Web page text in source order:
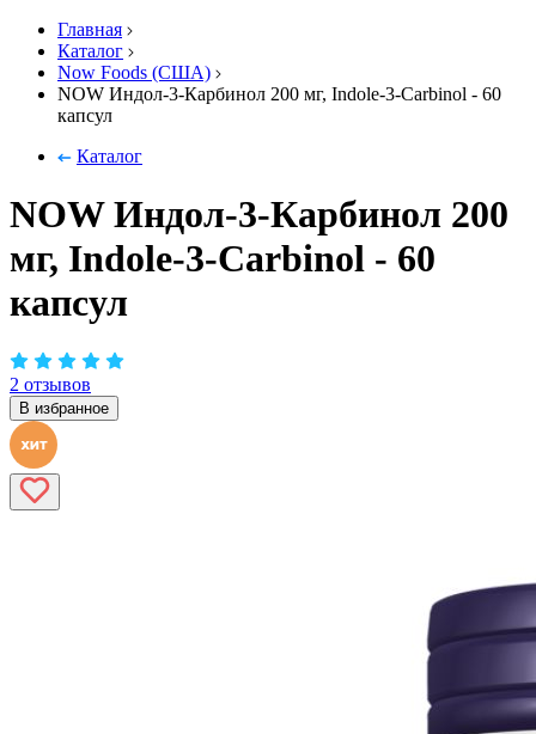
Главная
Каталог
Now Foods (США)
NOW Индол-3-Карбинол 200 мг, Indole-3-Carbinol - 60
капсул
Каталог
NOW Индол-3-Карбинол 200
мг, Indole-3-Carbinol - 60
капсул
2 отзывов
В избранное